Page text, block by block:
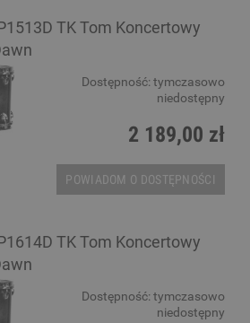
TK Tom Koncertowy
Dostępność: tymczasowo
niedostępny
2 189,00 zł
POWIADOM O DOSTĘPNOŚCI
TK Tom Koncertowy
Dostępność: tymczasowo
niedostępny